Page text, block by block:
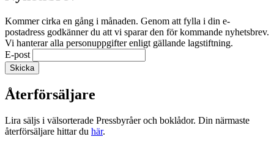
Kommer cirka en gång i månaden. Genom att fylla i din e-
postadress godkänner du att vi sparar den för kommande nyhetsbrev.
Vi hanterar alla personuppgifter enligt gällande lagstiftning.
E-post
Återförsäljare
Lira säljs i välsorterade Pressbyråer och boklådor. Din närmaste
återförsäljare hittar du här.